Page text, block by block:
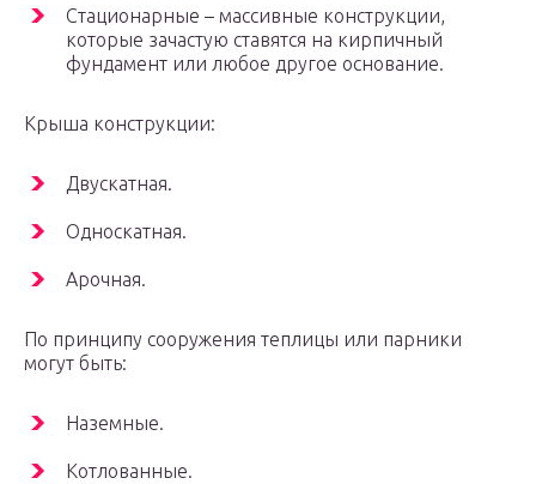
Стационарные – массивные конструкции,
которые зачастую ставятся на кирпичный
фундамент или любое другое основание.
Крыша конструкции:
Двускатная.
Односкатная.
Арочная.
По принципу сооружения теплицы или парники
могут быть:
Наземные.
Котлованные.